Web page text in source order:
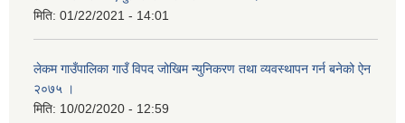
मिति: 01/22/2021 - 14:01
लेकम गाउँपालिका गाउँ विपद जोखिम न्युनिकरण तथा व्यवस्थापन गर्न बनेको ऐन
२०७५ ।
मिति: 10/02/2020 - 12:59